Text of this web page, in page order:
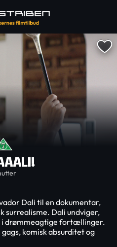
Dali til en dokumentar,
surrealisme. Dali undviger,
i drømmeagtige fortællinger.
komisk absurditet og